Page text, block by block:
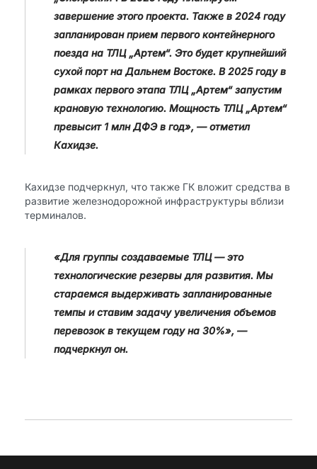
завершение этого проекта. Также в 2024 году
запланирован прием первого контейнерного
поезда на ТЛЦ „Артем“. Это будет крупнейший
сухой порт на Дальнем Востоке. В 2025 году в
рамках первого этапа ТЛЦ „Артем“ запустим
крановую технологию. Мощность ТЛЦ „Артем“
превысит 1 млн ДФЭ в год», — отметил
Кахидзе.
Кахидзе подчеркнул, что также ГК вложит средства в
развитие железнодорожной инфраструктуры вблизи
терминалов.
«Для группы создаваемые ТЛЦ — это
технологические резервы для развития. Мы
стараемся выдерживать запланированные
темпы и ставим задачу увеличения объемов
перевозок в текущем году на 30%», —
подчеркнул он.